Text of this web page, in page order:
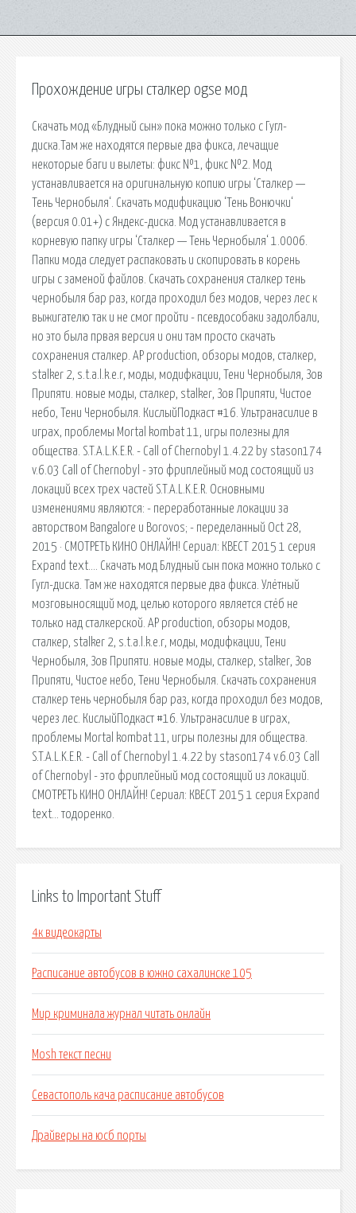
Прохождение игры сталкер ogse мод
Скачать мод «Блудный сын» пока можно только с Гугл-
диска.Там же находятся первые два фикса, лечащие
некоторые баги и вылеты: фикс №1, фикс №2. Мод
устанавливается на оригинальную копию игры ‘Сталкер —
Тень Чернобыля‘. Скачать модификацию ‘Тень Вонючки‘
(версия 0.01+) с Яндекс-диска. Мод устанавливается в
корневую папку игры ‘Сталкер — Тень Чернобыля‘ 1.0006.
Папки мода следует распаковать и скопировать в корень
игры с заменой файлов. Скачать сохранения сталкер тень
чернобыля бар раз, когда проходил без модов, через лес к
выжигателю так и не смог пройти - псевдособаки задолбали,
но это была првая версия и они там просто скачать
сохранения сталкер. AP production, обзоры модов, сталкер,
stalker 2, s.t.a.l.k.e.r, моды, модифкации, Тени Чернобыля, Зов
Припяти. новые моды, сталкер, stalker, Зов Припяти, Чистое
небо, Тени Чернобыля. КислыйПодкаст #16. Ультранасилие в
играх, проблемы Mortal kombat 11, игры полезны для
общества. S.T.A.L.K.E.R. - Call of Chernobyl 1.4.22 by stason174
v.6.03 Call of Chernobyl - это фриплейный мод состоящий из
локаций всех трех частей S.T.A.L.K.E.R. Основными
изменениями являются: - переработанные локации за
авторством Bangalore и Borovos; - переделанный Oct 28,
2015 · СМОТРЕТЬ КИНО ОНЛАЙН! Сериал: КВЕСТ 2015 1 серия
Expand text…. Скачать мод Блудный сын пока можно только с
Гугл-диска. Там же находятся первые два фикса. Улётный
мозговыносящий мод, целью которого является стёб не
только над сталкерской. AP production, обзоры модов,
сталкер, stalker 2, s.t.a.l.k.e.r, моды, модифкации, Тени
Чернобыля, Зов Припяти. новые моды, сталкер, stalker, Зов
Припяти, Чистое небо, Тени Чернобыля. Скачать сохранения
сталкер тень чернобыля бар раз, когда проходил без модов,
через лес. КислыйПодкаст #16. Ультранасилие в играх,
проблемы Mortal kombat 11, игры полезны для общества.
S.T.A.L.K.E.R. - Call of Chernobyl 1.4.22 by stason174 v.6.03 Call
of Chernobyl - это фриплейный мод состоящий из локаций.
СМОТРЕТЬ КИНО ОНЛАЙН! Сериал: КВЕСТ 2015 1 серия Expand
text… тодоренко.
Links to Important Stuff
4к видеокарты
Расписание автобусов в южно сахалинске 105
Мир криминала журнал читать онлайн
Mosh текст песни
Севастополь кача расписание автобусов
Драйверы на юсб порты